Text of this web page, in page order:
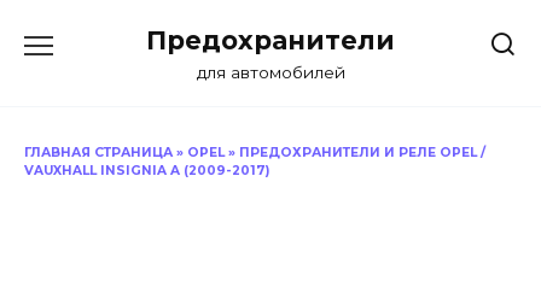
Предохранители
для автомобилей
ГЛАВНАЯ СТРАНИЦА » OPEL» ПРЕДОХРАНИТЕЛИ И РЕЛЕ OPEL /
VAUXHALL INSIGNIA A (2009-2017)